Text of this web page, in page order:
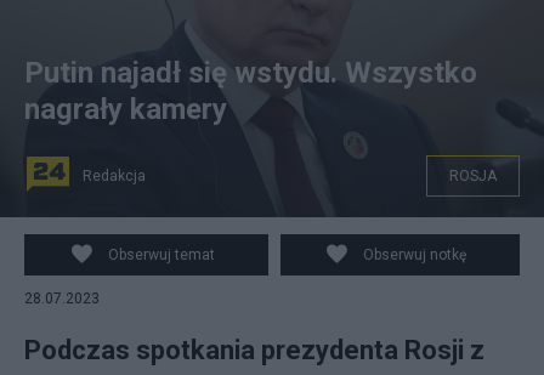
Putin najadł się wstydu. Wszystko
nagrały kamery
Redakcja ROSJA
Obserwuj temat Obserwuj notkę
28.07.2023
Podczas spotkania prezydenta Rosji z